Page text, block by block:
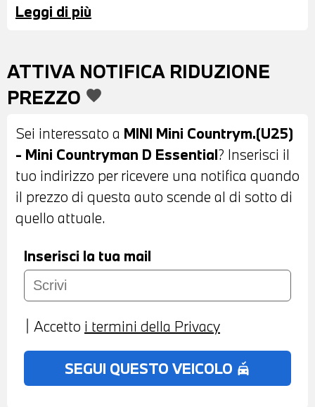
BARRE PORTATUTTO SUL TETTO - FARI
RETROCAMERA DI PARCHEGGIO -
INTERNI IN STOFFA ANTRACITE -
MULTIFUNZIONE - CAMBIO AUTOMATICO
- CRUISE CONTROL - ISOFIX - SEDILI
ANTERIORI RISCADABILI - MINI
EXPERIENCE MODES - DRIVING
ASSISTANT - ACTIVE GUARD - RADIO
DAB - TELESERVICES - CHIAMATA
D'EMERGENZA INTELLIGENTE - RICARICA
WIRELESS PER IL CELLULARE - QUADRO
PROVA - POSSIBILITA' DI PERMUTA -
POSSIBILITA' DI FINANZIAMENTO ANCHE
PER L'INTERO IMPORTO
Leggi di più
ATTIVA NOTIFICA RIDUZIONE
PREZZO favorite
Sei interessato a MINI Mini Countrym.(U25)
- Mini Countryman D Essential? Inserisci il
tuo indirizzo per ricevere una notifica quando
il prezzo di questa auto scende al di sotto di
quello attuale.
Inserisci la tua mail
Accetto i termini della Privacy
SEGUI QUESTO VEICOLO no_crash